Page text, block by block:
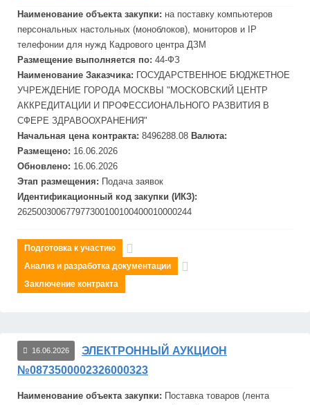
Наименование объекта закупки: на поставку компьютеров
персональных настольных (моноблоков), мониторов и IP
телефонии для нужд Кадрового центра ДЗМ
Размещение выполняется по: 44-ФЗ
Наименование Заказчика: ГОСУДАРСТВЕННОЕ БЮДЖЕТНОЕ
УЧРЕЖДЕНИЕ ГОРОДА МОСКВЫ "МОСКОВСКИЙ ЦЕНТР
АККРЕДИТАЦИИ И ПРОФЕССИОНАЛЬНОГО РАЗВИТИЯ В
СФЕРЕ ЗДРАВООХРАНЕНИЯ"
Начальная цена контракта: 8496288.08 Валюта:
Размещено: 16.06.2026
Обновлено: 16.06.2026
Этап размещения: Подача заявок
Идентификационный код закупки (ИКЗ):
262500300677977300100100400010000244
Подготовка к участию
Анализ и разработка документации
Заключение контракта
16.06.2026
ЭЛЕКТРОННЫЙ АУКЦИОН
№0873500002326000323
Наименование объекта закупки: Поставка товаров (лента